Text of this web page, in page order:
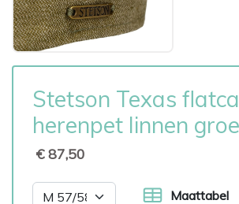
Stetson Texas
herenpet linnen
€ 87,50
Maattabel